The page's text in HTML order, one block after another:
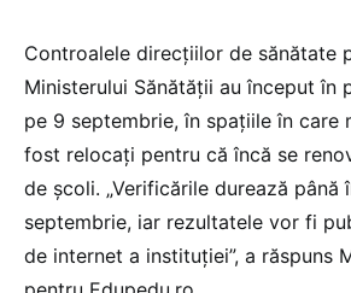
Controalele direcțiilor de sănătate
Ministerului Sănătății au început în
pe 9 septembrie, în spațiile în care
fost relocați pentru că încă se
de școli. „Verificările durează până
septembrie, iar rezultatele vor fi
de internet a instituției”, a răspuns